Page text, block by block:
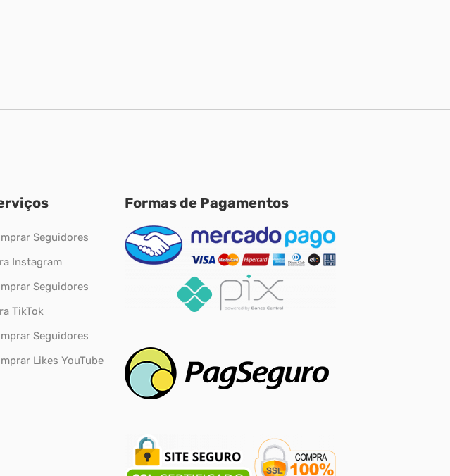
Seguidores
Instagram
Seguidores
TikTok
Seguidores
Likes YouTube
Formas de Pagamentos